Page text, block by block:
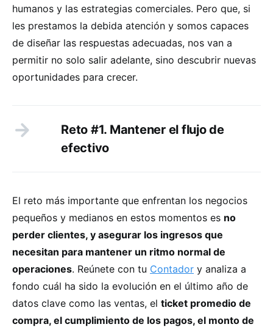
humanos y las estrategias comerciales. Pero que, si
les prestamos la debida atención y somos capaces
de diseñar las respuestas adecuadas, nos van a
permitir no solo salir adelante, sino descubrir nuevas
oportunidades para crecer.
Reto #1. Mantener el flujo de
efectivo
El reto más importante que enfrentan los negocios
pequeños y medianos en estos momentos es no
perder clientes, y asegurar los ingresos que
necesitan para mantener un ritmo normal de
operaciones. Reúnete con tu Contador y analiza a
fondo cuál ha sido la evolución en el último año de
datos clave como las ventas, el ticket promedio de
compra, el cumplimiento de los pagos, el monto de